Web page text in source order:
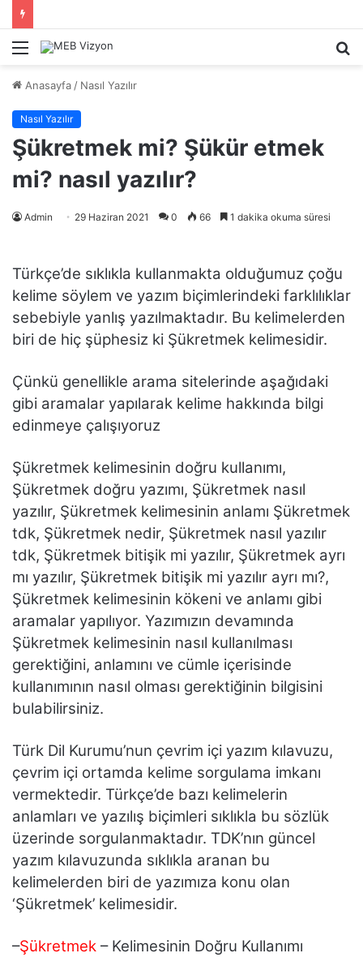
Menü
Anasayfa / Nasıl Yazılır
Nasıl Yazılır
Şükretmek mi? Şükür etmek
mi? nasıl yazılır?
Admin 29 Haziran 2021 0 66 1 dakika okuma süresi
Türkçe’de sıklıkla kullanmakta olduğumuz çoğu
kelime söylem ve yazım biçimlerindeki farklılıklar
sebebiyle yanlış yazılmaktadır. Bu kelimelerden
biri de hiç şüphesiz ki Şükretmek kelimesidir.
Çünkü genellikle arama sitelerinde aşağıdaki
gibi aramalar yapılarak kelime hakkında bilgi
edinmeye çalışıyoruz
Şükretmek kelimesinin doğru kullanımı,
Şükretmek doğru yazımı, Şükretmek nasıl
yazılır, Şükretmek kelimesinin anlamı Şükretmek
tdk, Şükretmek nedir, Şükretmek nasıl yazılır
tdk, Şükretmek bitişik mi yazılır, Şükretmek ayrı
mı yazılır, Şükretmek bitişik mi yazılır ayrı mı?,
Şükretmek kelimesinin kökeni ve anlamı gibi
aramalar yapılıyor. Yazımızın devamında
Şükretmek kelimesinin nasıl kullanılması
gerektiğini, anlamını ve cümle içerisinde
kullanımının nasıl olması gerektiğinin bilgisini
bulabilirsiniz.
Türk Dil Kurumu’nun çevrim içi yazım kılavuzu,
çevrim içi ortamda kelime sorgulama imkanı
vermektedir. Türkçe’de bazı kelimelerin
anlamları ve yazılış biçimleri sıklıkla bu sözlük
üzerinde sorgulanmaktadır. TDK’nın güncel
yazım kılavuzunda sıklıkla aranan bu
kelimelerden biri de yazımıza konu olan
‘Şükretmek’ kelimesidir.
–Şükretmek – Kelimesinin Doğru Kullanımı